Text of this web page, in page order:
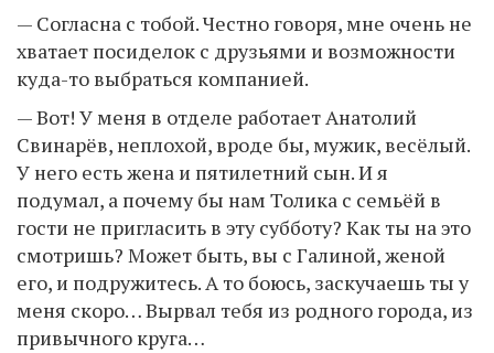
— Согласна с тобой. Честно говоря, мне очень не
хватает посиделок с друзьями и возможности
куда-то выбраться компанией.
— Вот! У меня в отделе работает Анатолий
Свинарёв, неплохой, вроде бы, мужик, весёлый.
У него есть жена и пятилетний сын. И я
подумал, а почему бы нам Толика с семьёй в
гости не пригласить в эту субботу? Как ты на это
смотришь? Может быть, вы с Галиной, женой
его, и подружитесь. А то боюсь, заскучаешь ты у
меня скоро… Вырвал тебя из родного города, из
привычного круга…